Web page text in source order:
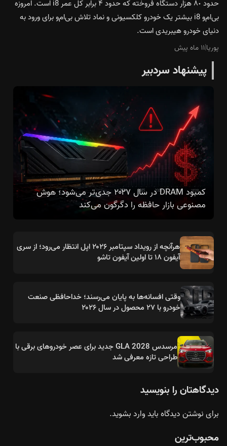
حدود ٨٠ هزار دستگاه فروخته که حدود ۴ برابر کل عمر i8 است. امروزه
بی‌ام‌و i8 بیشتر یک خودرو کلکسیونی و نماد تلاش بی‌ام‌و برای ورود به
دنیای خودرو هیبریدی است.
پوریا|۱۱ ماه پیش
پیشنهاد سردبیر
کمبود DRAM در سال ۲۰۲۷ جدی‌تر می‌شود؛ هوش
مصنوعی بازار حافظه را دگرگون می‌کند
هرآنچه از رویداد سپتامبر ۲۰۲۶ اپل انتظار می‌رود؛ از سری
آیفون ۱۸ تا اولین آیفون تاشو
وقتی افسانه‌ها به پایان می‌رسند؛ خداحافظی صنعت
خودرو با ۲۷ محصول در سال ۲۰۲۶
مرسدس GLA 2028 جدید برای عصر خودروهای برقی با
طراحی تازه معرفی شد
دیدگاهتان را بنویسید
برای نوشتن دیدگاه بایدوارد بشوید.
محبوب‌ترین